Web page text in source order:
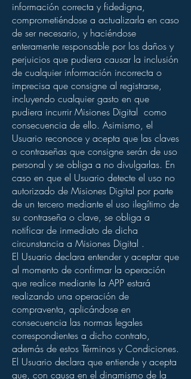
información correcta y fidedigna,
comprometiéndose a actualizarla en caso
de ser necesario, y haciéndose
enteramente responsable por los daños y
perjuicios que pudiera causar la inclusión
de cualquier información incorrecta o
imprecisa que consigne al registrarse,
incluyendo cualquier gasto en que
pudiera incurrir Misiones Digital como
consecuencia de ello. Asimismo, el
Usuario reconoce y acepta que las claves
o contraseñas que consigne serán de uso
personal y se obliga a no divulgarlas. En
caso en que el Usuario detecte el uso no
autorizado de Misiones Digital por parte
de un tercero mediante el uso ilegítimo de
su contraseña o clave, se obliga a
notificar de inmediato de dicha
circunstancia a Misiones Digital .
El Usuario declara entender y aceptar que
al momento de confirmar la operación
que realice mediante la APP estará
realizando una operación de
compraventa, aplicándose en
consecuencia las normas legales
correspondientes a dicho contrato,
además de estos Términos y Condiciones.
El Usuario declara que entiende y acepta
que, con causa en el dinamismo de la